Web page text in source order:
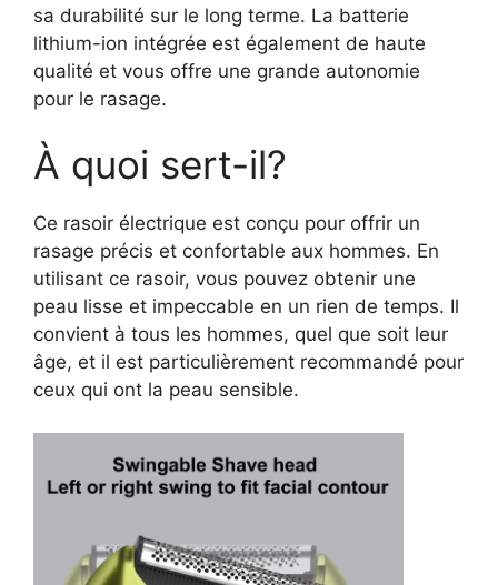
sa durabilité sur le long terme. La batterie
lithium-ion intégrée est également de haute
qualité et vous offre une grande autonomie
pour le rasage.
À quoi sert-il?
Ce rasoir électrique est conçu pour offrir un
rasage précis et confortable aux hommes. En
utilisant ce rasoir, vous pouvez obtenir une
peau lisse et impeccable en un rien de temps. Il
convient à tous les hommes, quel que soit leur
âge, et il est particulièrement recommandé pour
ceux qui ont la peau sensible.